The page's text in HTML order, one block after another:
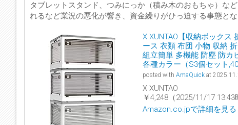
タブレットスタンド、つみにっか（積み木のおもちゃ）な
れるなど業況の悪化が響き、資金繰りがひっ迫する事態とな
X XUNTAO【収納ボック
ース 衣類 布団 小物 収納
組立簡単 多機能 防塵 防カ
各種カラー（S3個セット
posted with AmaQuick at
X XUNTAO
￥4,248（2025/11/17 13:43
Amazon.co.jpで詳細を見る